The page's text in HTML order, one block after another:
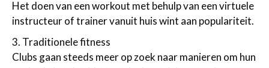
Het doen van een workout met behulp van een virtuele
instructeur of trainer vanuit huis wint aan populariteit.
3. Traditionele fitness
Clubs gaan steeds meer op zoek naar manieren om hun